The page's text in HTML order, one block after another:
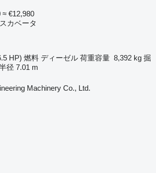
≈ €12,980
カベータ
HP) 燃料 ディーゼル 荷重容量 8,392 kg 掘
径 7.01 m
Machinery Co., Ltd.